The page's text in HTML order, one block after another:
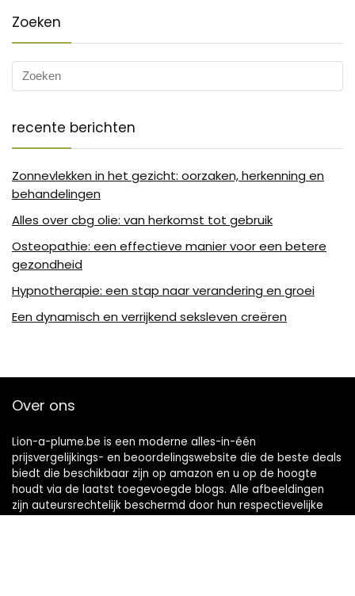
Zoeken
recente berichten
Zonnevlekken in het gezicht: oorzaken, herkenning en
behandelingen
Alles over cbg olie: van herkomst tot gebruik
Osteopathie: een effectieve manier voor een betere
gezondheid
Hypnotherapie: een stap naar verandering en groei
Een dynamisch en verrijkend seksleven creëren
Over ons
Lion-a-plume.be is een moderne alles-in-één
prijsvergelijkings- en beoordelingswebsite die de beste deals
biedt die beschikbaar zijn op amazon en u op de hoogte
houdt via de laatst toegevoegde blogs. Alle afbeeldingen
zijn auteursrechtelijk beschermd door hun respectievelijke